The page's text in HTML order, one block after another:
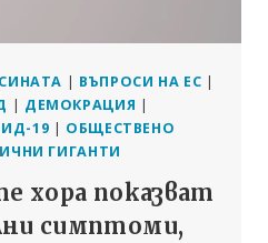
| ВЪПРОСИ НА ЕС |
| ДЕМОКРАЦИЯ |
19 | ОБЩЕСТВЕНО
ГИГАНТИ
хора показват
симптоми,